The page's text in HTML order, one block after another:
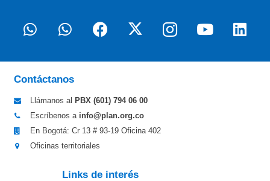
Contáctanos
Llámanos al PBX (601) 794 06 00
Escríbenos a info@plan.org.co
En Bogotá: Cr 13 # 93-19 Oficina 402
Oficinas territoriales
Links de interés